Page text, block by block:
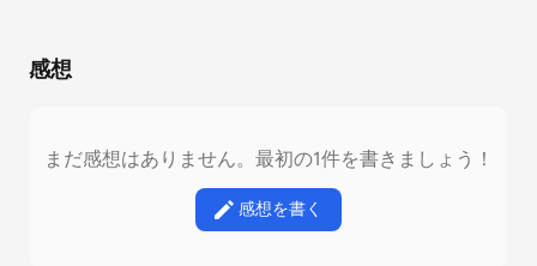
感想
まだ感想はありません。最初の1件を書きましょう！
感想を書く